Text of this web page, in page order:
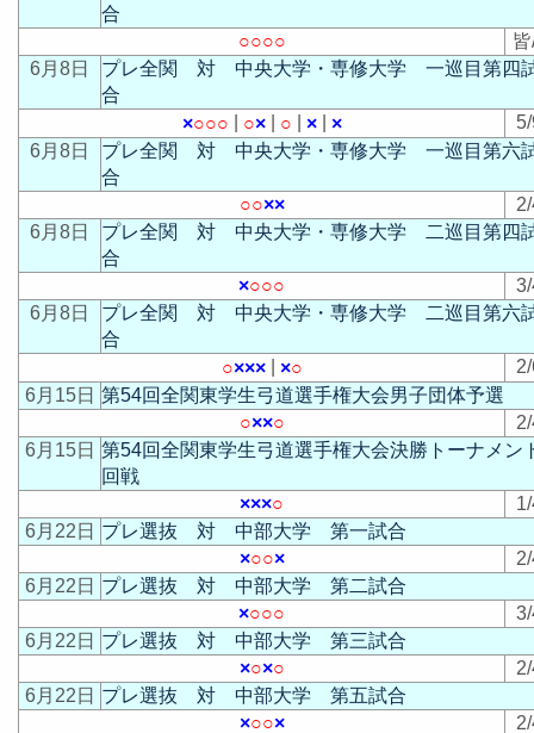
合
○○○○
6月8日
プレ全関 対 中央大学・専修大学 一巡目第四
合
×○○○ ○×| ○ ×| ×
6月8日
プレ全関 対 中央大学・専修大学 一巡目第六
合
○○××
6月8日
プレ全関 対 中央大学・専修大学 二巡目第四
合
×○○○
6月8日
プレ全関 対 中央大学・専修大学 二巡目第六
合
○×××| ×○
6月15日 第54回全関東学生弓道選手権大会男子団体予選
○××○
6月15日 第54回全関東学生弓道選手権大会決勝トーナメン
回戦
×××○
6月22日 プレ選抜 対 中部大学 第一試合
×○○×
6月22日 プレ選抜 対 中部大学 第二試合
×○○○
6月22日 プレ選抜 対 中部大学 第三試合
×○×○
6月22日 プレ選抜 対 中部大学 第五試合
×○○×